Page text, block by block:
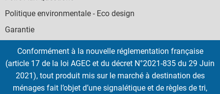
Politique environmentale - Eco design
Garantie
SOCIAL
Conformément à la nouvelle réglementation française
(article 17 de la loi AGEC et du décret N°2021-835 du 29 Juin
2021), tout produit mis sur le marché à destination des
ménages fait l’objet d’une signalétique et de règles de tri,